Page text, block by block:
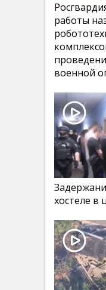
работы
военной
хостеле в